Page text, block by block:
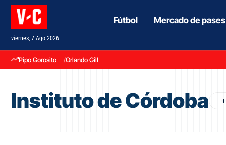
viernes, 7 Ago 2026
Fútbol Mercado de pases
Pipo Gorosito Orlando Gill
Instituto de Córdoba